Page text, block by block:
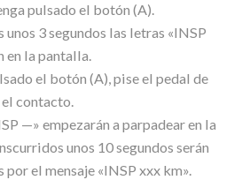
pulsado el botón (A).
unos 3 segundos las letras «INSP
en la pantalla.
el botón (A), pise el pedal de
contacto.
—» empezarán a parpadear en la
unos 10 segundos serán
por el mensaje «INSP xxx km».